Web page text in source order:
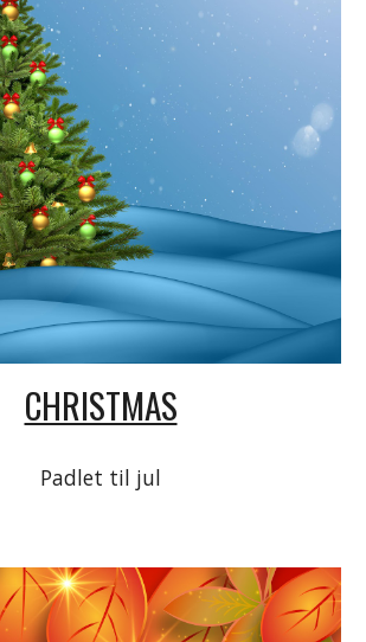
CHRISTMAS
Padlet til jul